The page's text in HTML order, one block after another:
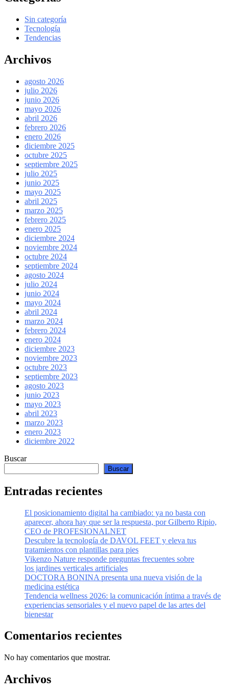
Sin categoría
Tecnología
Tendencias
Archivos
agosto 2026
julio 2026
junio 2026
mayo 2026
abril 2026
febrero 2026
enero 2026
diciembre 2025
octubre 2025
septiembre 2025
julio 2025
junio 2025
mayo 2025
abril 2025
marzo 2025
febrero 2025
enero 2025
diciembre 2024
noviembre 2024
octubre 2024
septiembre 2024
agosto 2024
julio 2024
junio 2024
mayo 2024
abril 2024
marzo 2024
febrero 2024
enero 2024
diciembre 2023
noviembre 2023
octubre 2023
septiembre 2023
agosto 2023
junio 2023
mayo 2023
abril 2023
marzo 2023
enero 2023
diciembre 2022
Buscar
Buscar
Entradas recientes
El posicionamiento digital ha cambiado: ya no basta con
aparecer, ahora hay que ser la respuesta, por Gilberto Ripio,
CEO de PROFESIONALNET
Descubre la tecnología de DAVOL FEET y eleva tus
tratamientos con plantillas para pies
Vikenzo Nature responde preguntas frecuentes sobre
los jardines verticales artificiales
DOCTORA BONINA presenta una nueva visión de la
medicina estética
Tendencia wellness 2026: la comunicación íntima a través de
experiencias sensoriales y el nuevo papel de las artes del
bienestar
Comentarios recientes
No hay comentarios que mostrar.
Archivos